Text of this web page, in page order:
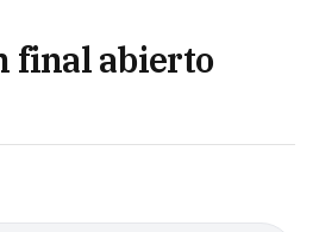
final abierto